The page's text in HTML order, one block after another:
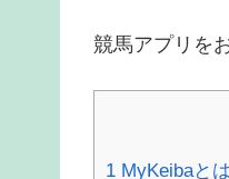
競馬アプリを
1 MyKeibaと